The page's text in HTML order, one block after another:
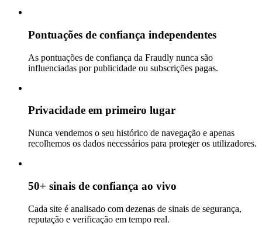
Pontuações de confiança independentes
As pontuações de confiança da Fraudly nunca são
influenciadas por publicidade ou subscrições pagas.
Privacidade em primeiro lugar
Nunca vendemos o seu histórico de navegação e apenas
recolhemos os dados necessários para proteger os utilizadores.
50+ sinais de confiança ao vivo
Cada site é analisado com dezenas de sinais de segurança,
reputação e verificação em tempo real.